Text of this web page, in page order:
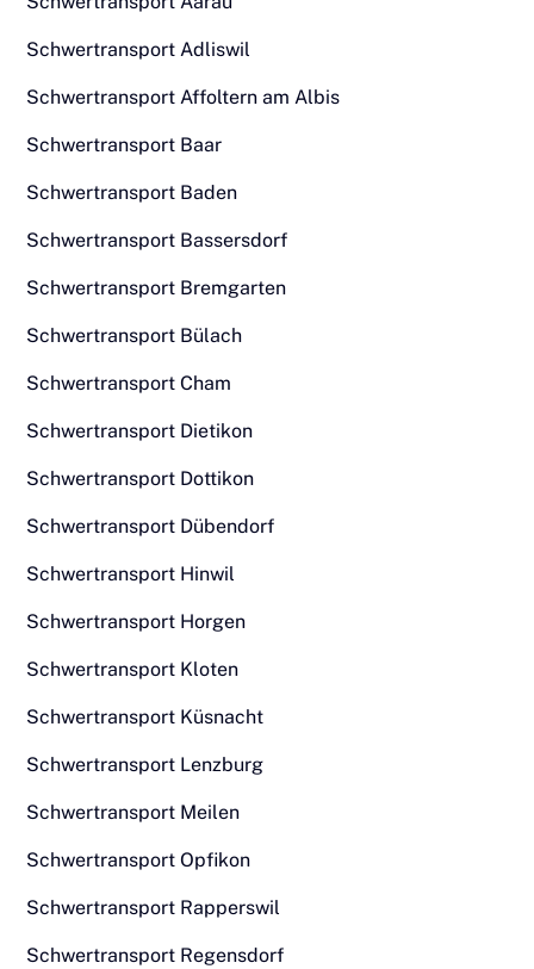
Schwertransport Adliswil
Schwertransport Affoltern am Albis
Schwertransport Baar
Schwertransport Baden
Schwertransport Bassersdorf
Schwertransport Bremgarten
Schwertransport Bülach
Schwertransport Cham
Schwertransport Dietikon
Schwertransport Dottikon
Schwertransport Dübendorf
Schwertransport Hinwil
Schwertransport Horgen
Schwertransport Kloten
Schwertransport Küsnacht
Schwertransport Lenzburg
Schwertransport Meilen
Schwertransport Opfikon
Schwertransport Rapperswil
Schwertransport Regensdorf